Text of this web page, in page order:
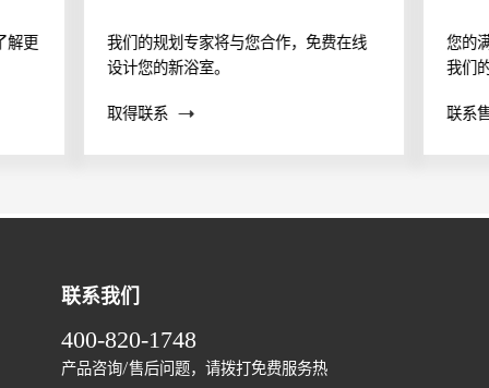
解更
我们的规划专家将与您合作，免费在线
设计您的新浴室。
取得联系
您的
我们
帮助
联系
联系我们
400-820-1748
产品咨询/售后问题，请拨打免费服务热